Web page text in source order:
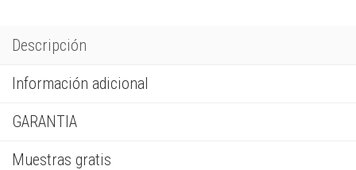
Descripción
Información adicional
GARANTIA
Muestras gratis